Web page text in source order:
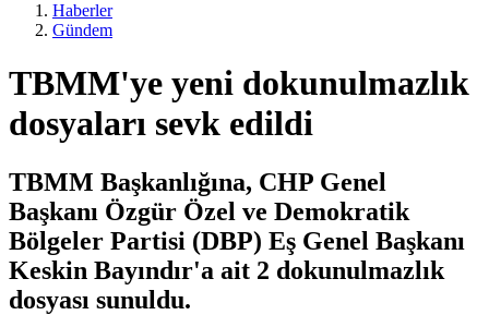
Haberler
Gündem
TBMM'ye yeni dokunulmazlık
dosyaları sevk edildi
TBMM Başkanlığına, CHP Genel
Başkanı Özgür Özel ve Demokratik
Bölgeler Partisi (DBP) Eş Genel Başkanı
Keskin Bayındır'a ait 2 dokunulmazlık
dosyası sunuldu.